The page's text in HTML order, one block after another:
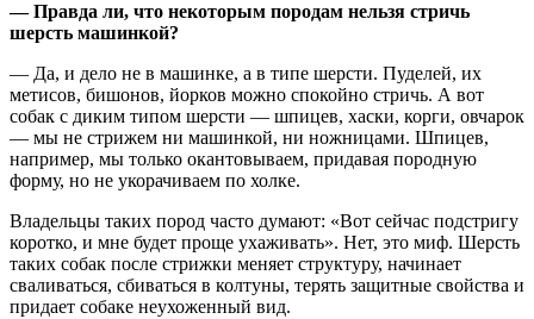
— Правда ли, что некоторым породам нельзя стричь
шерсть машинкой?
— Да, и дело не в машинке, а в типе шерсти. Пуделей, их
метисов, бишонов, йорков можно спокойно стричь. А вот
собак с диким типом шерсти — шпицев, хаски, корги, овчарок
— мы не стрижем ни машинкой, ни ножницами. Шпицев,
например, мы только окантовываем, придавая породную
форму, но не укорачиваем по холке.
Владельцы таких пород часто думают: «Вот сейчас подстригу
коротко, и мне будет проще ухаживать». Нет, это миф. Шерсть
таких собак после стрижки меняет структуру, начинает
сваливаться, сбиваться в колтуны, терять защитные свойства и
придает собаке неухоженный вид.